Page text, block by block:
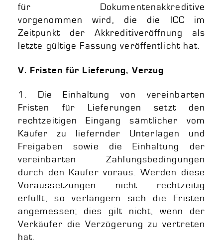
für Dokumentenakkreditive
vorgenommen wird, die die ICC im
Zeitpunkt der Akkreditiveröffnung als
letzte gültige Fassung veröffentlicht hat.
V. Fristen für Lieferung, Verzug
1. Die Einhaltung von vereinbarten
Fristen für Lieferungen setzt den
rechtzeitigen Eingang sämtlicher vom
Käufer zu liefernder Unterlagen und
Freigaben sowie die Einhaltung der
vereinbarten Zahlungsbedingungen
durch den Käufer voraus. Werden diese
Voraussetzungen nicht rechtzeitig
erfüllt, so verlängern sich die Fristen
angemessen; dies gilt nicht, wenn der
Verkäufer die Verzögerung zu vertreten
hat.